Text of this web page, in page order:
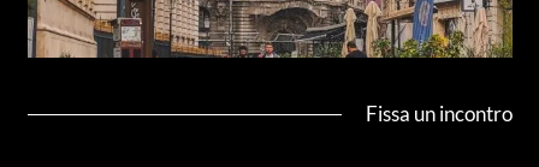
Fissa un incontro